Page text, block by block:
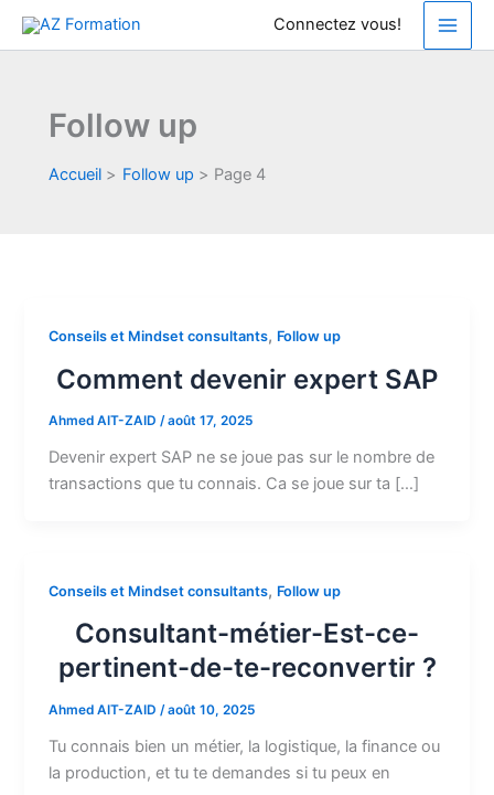
Aller
Connectez vous!
Follow up
Accueil Follow up Page 4
Conseils et Mindset consultants, Follow up
Comment devenir expert SAP
Ahmed AIT-ZAID/août 17, 2025
Devenir expert SAP ne se joue pas sur le nombre de
transactions que tu connais. Ca se joue sur ta […]
Conseils et Mindset consultants, Follow up
Consultant-métier-Est-ce-
pertinent-de-te-reconvertir ?
Ahmed AIT-ZAID/août 10, 2025
Tu connais bien un métier, la logistique, la finance ou
la production, et tu te demandes si tu peux en